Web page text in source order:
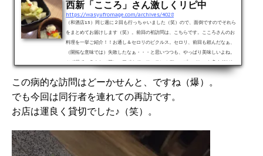
西新「こころ」さん激しくリピ中
https://wasyufromage.com/archives/4028
（和酒店13）同じ週に２回も行っちゃいました（笑）ので、面倒ですのでそれら
をまとめてお届けします（笑）。前回の初訪問は、こちらです。こころさんのお
料理を一挙ご紹介！！お通し＆セロリのピクルス。セロリ、前回も頼んだなぁ、
（開拓な意味では）失敗したなぁ・・・と思いつつも、やっぱり美味しいよね。
ツボ得ているよね（笑）。アボカド・サーモンのディップ。バケット多すぎだな
ぁ、と思いつつ、案の定、ディップだけ先になくなりました（涙）。複数人で頼
んだら喧嘩になりませんかね？串焼き４種盛り合わせ。ベーコン巻き２...
この病的な訪問はどーかせんと、ですね（爆）。
でも今回は同行者を連れての再訪です。
お店は運良く貸切でした♪（笑）。